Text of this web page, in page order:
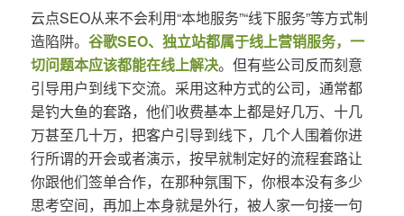
云点SEO从来不会利用“本地服务”“线下服务”等方式制
造陷阱。 谷歌SEO、独立站都属于线上营销服务，一
切问题本应该都能在线上解决。但有些公司反而刻意
引导用户到线下交流。采用这种方式的公司，通常都
是钓大鱼的套路，他们收费基本上都是好几万、十几
万甚至几十万，把客户引导到线下，几个人围着你进
行所谓的开会或者演示，按早就制定好的流程套路让
你跟他们签单合作，在那种氛围下，你根本没有多少
思考空间，再加上本身就是外行，被人家一句接一句